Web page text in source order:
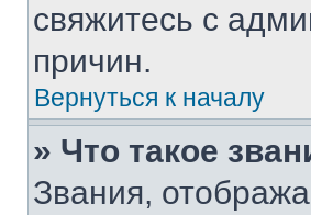
свяжитесь с
причин.
Вернуться к началу
» Что такое
Звания,